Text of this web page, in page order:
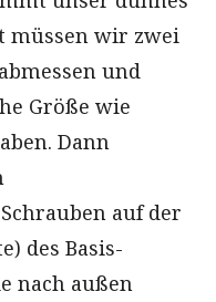
müssen wir zwei
und
Größe wie
Dann
auf der
des Basis-
nach außen